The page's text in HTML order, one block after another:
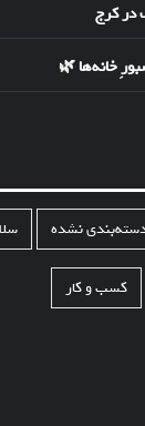
در کرج
خانه‌ها 🌿
نشده
کسب و کار